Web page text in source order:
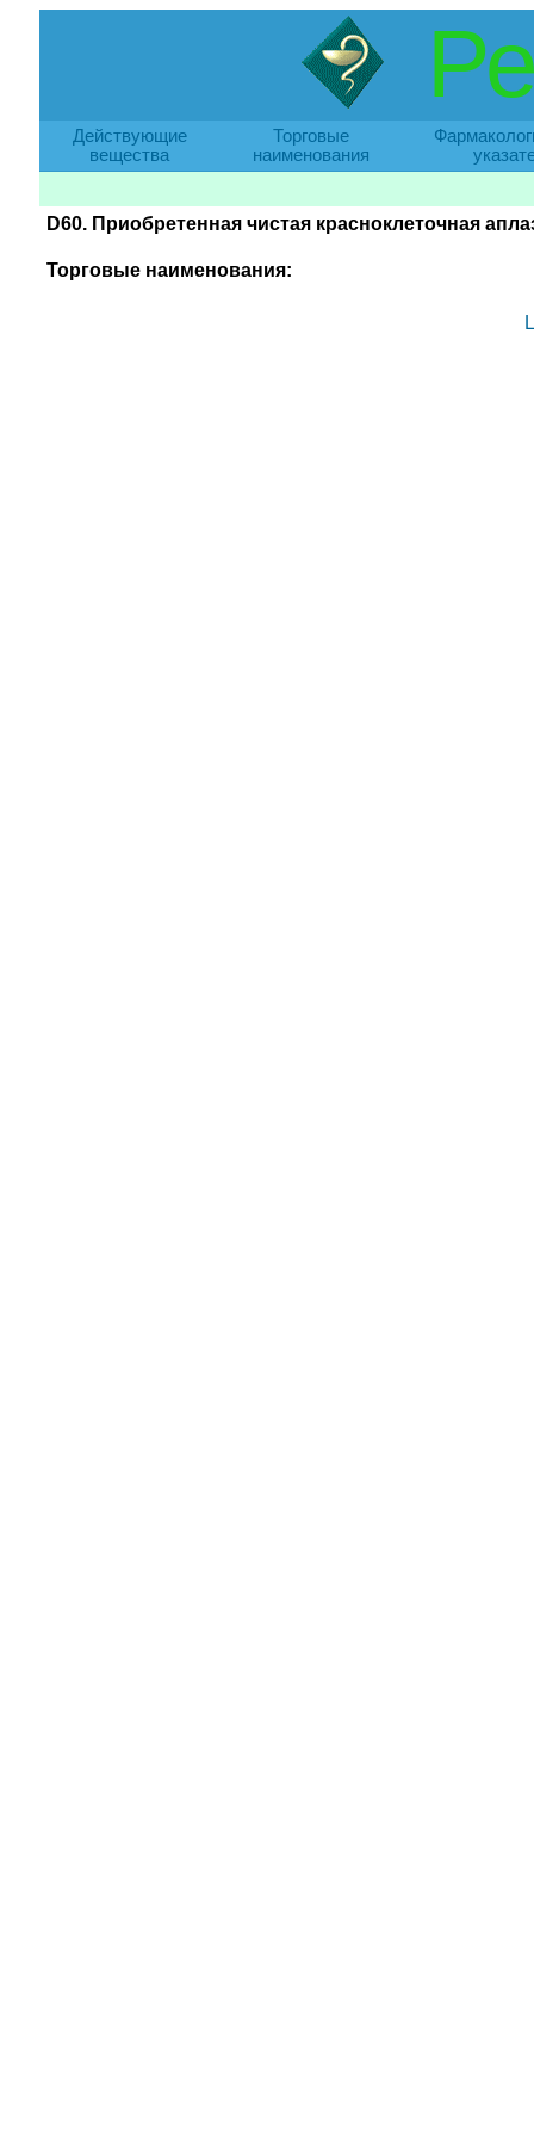
Действующие
вещества
Торговые
наименования
D60. Приобретенная чистая красноклеточная
Торговые наименования: